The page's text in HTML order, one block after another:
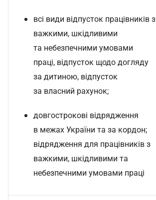
всі види відпусток працівників з
важкими, шкідливими
та небезпечними умовами
праці, відпусток щодо догляду
за дитиною, відпусток
за власний рахунок;
довгострокові відрядження
в межах України та за кордон;
відрядження для працівників з
важкими, шкідливими та
небезпечними умовами праці